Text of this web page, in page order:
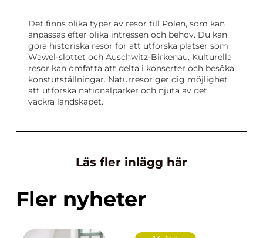
Det finns olika typer av resor till Polen, som kan
anpassas efter olika intressen och behov. Du kan
göra historiska resor för att utforska platser som
Wawel-slottet och Auschwitz-Birkenau. Kulturella
resor kan omfatta att delta i konserter och besöka
konstutställningar. Naturresor ger dig möjlighet
att utforska nationalparker och njuta av det
vackra landskapet.
Läs fler inlägg här
Fler nyheter